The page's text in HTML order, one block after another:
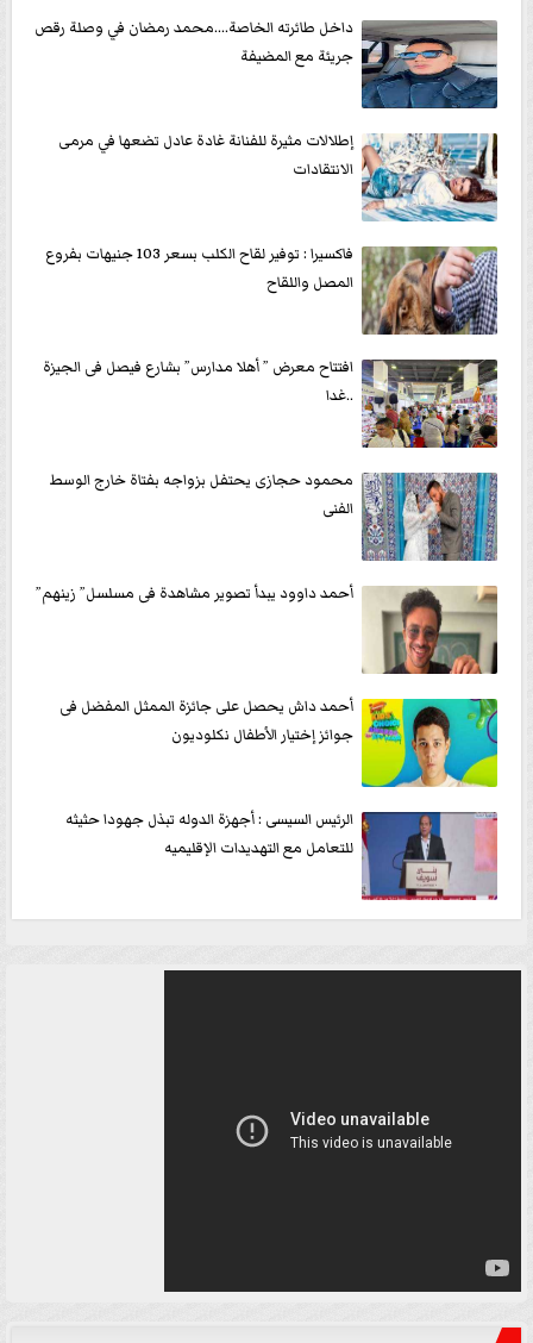
داخل طائرته الخاصة....محمد رمضان في وصلة رقص
جريئة مع المضيفة
إطلالات مثيرة للفنانة غادة عادل تضعها في مرمى
الانتقادات
فاكسيرا : توفير لقاح الكلب بسعر 103 جنيهات بفروع
المصل واللقاح
افتتاح معرض ” أهلا مدارس” بشارع فيصل فى الجيزة
..غدا
محمود حجازى يحتفل بزواجه بفتاة خارج الوسط
الفنى
أحمد داوود يبدأ تصوير مشاهدة فى مسلسل” زينهم”
أحمد داش يحصل على جائزة الممثل المفضل فى
جوائز إختيار الأطفال نكلوديون
الرئيس السيسى : أجهزة الدوله تبذل جهودا حثيثه
للتعامل مع التهديدات الإقليميه